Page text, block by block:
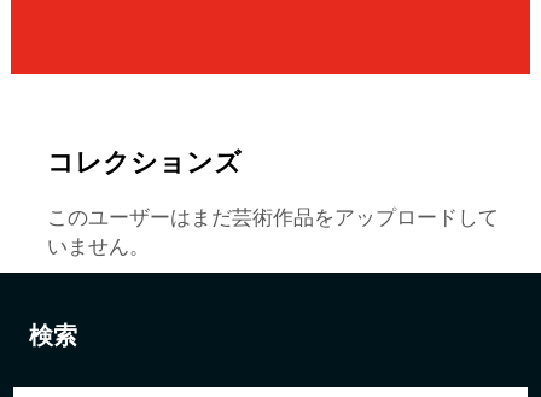
検索
コレクションズ
このユーザーはまだ芸術作品をアップロードして
いません。